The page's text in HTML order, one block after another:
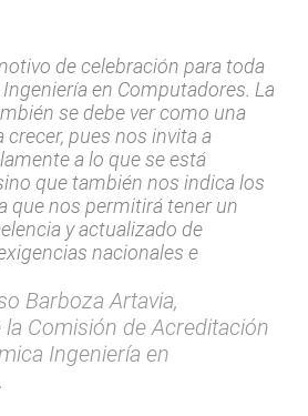
de celebración para toda
en Computadores. La
se debe ver como una
pues nos invita a
a lo que se está
que también nos indica los
que nos permitirá tener un
y actualizado de
nacionales e
Barboza Artavia,
Comisión de Acreditación
Ingeniería en